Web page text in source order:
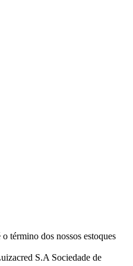
término dos nossos estoques
S.A Sociedade de